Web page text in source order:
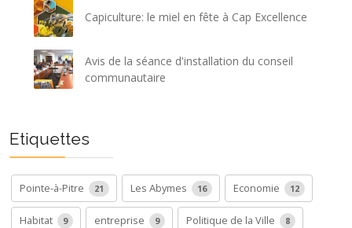
Capiculture: le miel en fête à Cap Excellence
Avis de la séance d'installation du conseil
communautaire
Etiquettes
Pointe-à-Pitre 21 Les Abymes 16 Economie 12
Habitat 9 entreprise 9 Politique de la Ville 8